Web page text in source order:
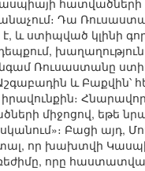
Դա
է, և ստիպված կլինի
խաղաղություն
Ռուսաստանը
և Բաքվին՝
միջոցով, եթե
Բացի այդ,
տալ, որ խախտվի
որը